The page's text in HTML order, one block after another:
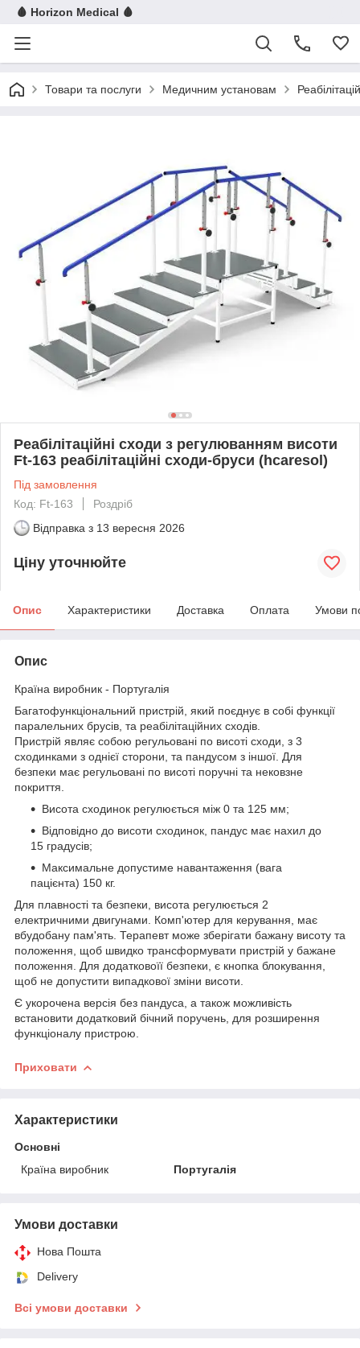
🩸 Horizon Medical 🩸
Товари та послуги Медичним установам
Реабілітаційні сходи з регулюванням висоти
Ft-163 реабілітаційні сходи-бруси (hcaresol)
Під замовлення
Код: Ft-163
Роздріб
Відправка з 13 вересня 2026
Ціну уточнюйте
Опис Характеристики Доставка Оплата Умови
Опис
Країна виробник - Португалія
Багатофункціональний пристрій, який поєднує в собі функції
паралельних брусів, та реабілітаційних сходів.
Пристрій являє собою регульовані по висоті сходи, з 3
сходинками з однієї сторони, та пандусом з іншої. Для
безпеки має регульовані по висоті поручні та нековзне
покриття.
Висота сходинок регулюється між 0 та 125 мм;
Відповідно до висоти сходинок, пандус має нахил до
15 градусів;
Максимальне допустиме навантаження (вага
пацієнта) 150 кг.
Для плавності та безпеки, висота регулюється 2
електричними двигунами. Комп'ютер для керування, має
вбудобану пам'ять. Терапевт може зберігати бажану висоту та
положення, щоб швидко трансформувати пристрій у бажане
положення. Для додатковоїї безпеки, є кнопка блокування,
щоб не допустити випадкової зміни висоти.
Є укорочена версія без пандуса, а також можливість
встановити додатковий бічний поручень, для розширення
функціоналу пристрою.
Приховати
Характеристики
Основні
Країна виробник
Португалія
Умови доставки
Нова Пошта
Delivery
Всі умови доставки